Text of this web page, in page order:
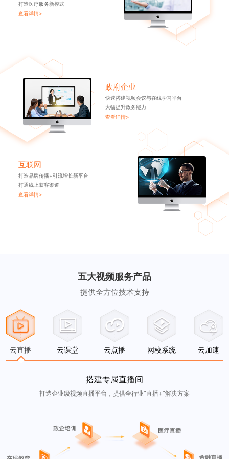
打造医疗服务新模式
查看详情>
政府企业
快速搭建视频会议与在线学习平台
大幅提升政务能力
查看详情>
互联网
打造品牌传播+引流增长新平台
打通线上获客渠道
查看详情>
五大视频服务产品
提供全方位技术支持
云直播 云课堂 云点播 网校系统 云加速
搭建专属直播间
打造企业级视频直播平台，提供全行业“直播+”解决方案